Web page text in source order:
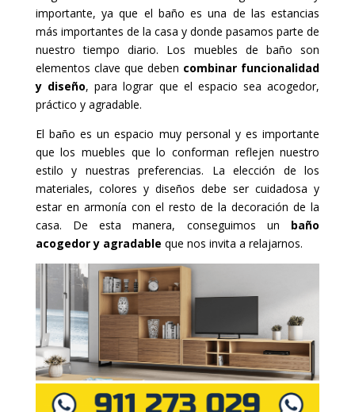
importante, ya que el baño es una de las estancias
más importantes de la casa y donde pasamos parte de
nuestro tiempo diario. Los muebles de baño son
elementos clave que deben combinar funcionalidad
y diseño, para lograr que el espacio sea acogedor,
práctico y agradable.
El baño es un espacio muy personal y es importante
que los muebles que lo conforman reflejen nuestro
estilo y nuestras preferencias. La elección de los
materiales, colores y diseños debe ser cuidadosa y
estar en armonía con el resto de la decoración de la
casa. De esta manera, conseguimos un baño
acogedor y agradable que nos invita a relajarnos.